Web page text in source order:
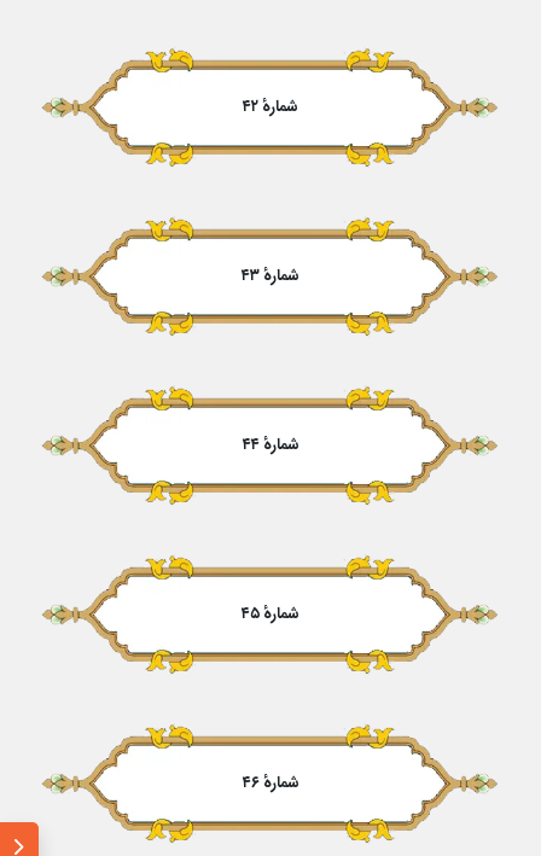
شمارهٔ ۴۲
شمارهٔ ۴۳
شمارهٔ ۴۴
شمارهٔ ۴۵
شمارهٔ ۴۶